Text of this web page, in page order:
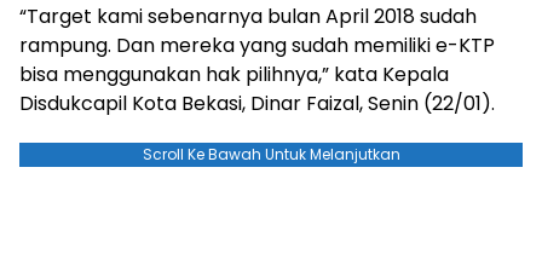
“Target kami sebenarnya bulan April 2018 sudah
rampung. Dan mereka yang sudah memiliki e-KTP
bisa menggunakan hak pilihnya,” kata Kepala
Disdukcapil Kota Bekasi, Dinar Faizal, Senin (22/01).
Scroll Ke Bawah Untuk Melanjutkan